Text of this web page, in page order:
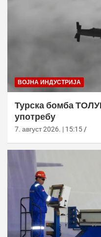
ВОЈНА ИНДУСТРИЈА
Турска бомба
употребу
7. август 2026. | 15:15